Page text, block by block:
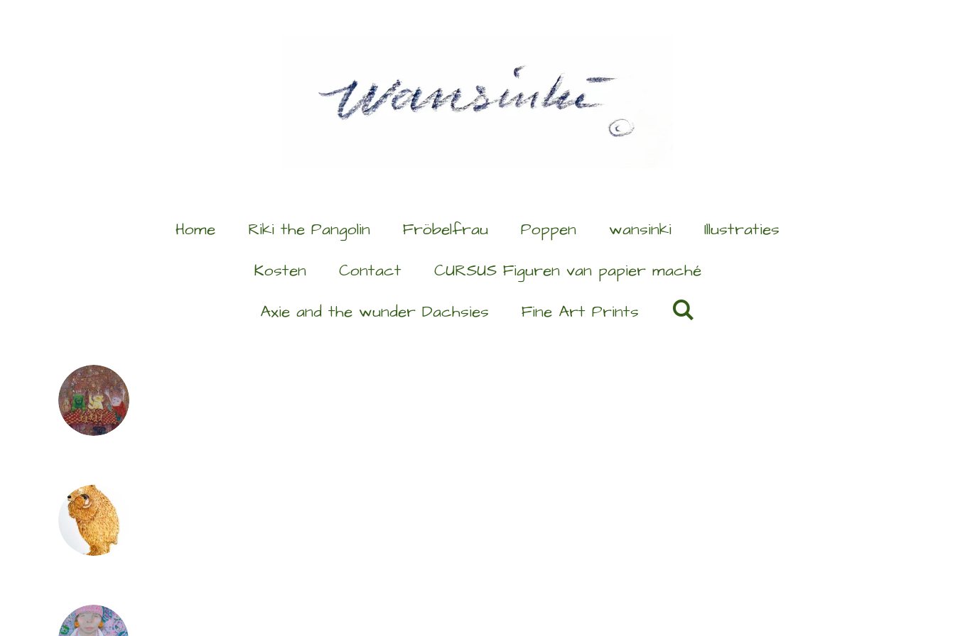
Home Riki the Pangolin Fröbelfrau Poppen wansinki
Illustraties
Kosten
Contact
CURSUS Figuren van papier maché
Axie and the wunder Dachsies
Fine Art Prints